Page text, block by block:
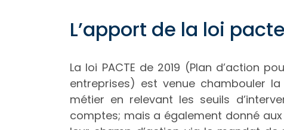
L’apport de la loi pacte
La loi PACTE de 2019 (Plan d’action
entreprises) est venue chambouler
métier en relevant les seuils
comptes; mais a également donné